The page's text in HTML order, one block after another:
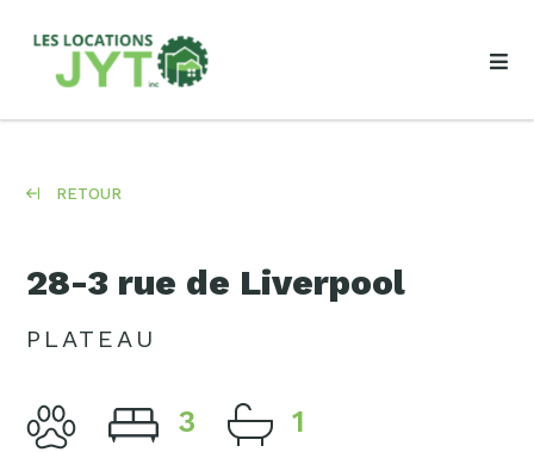
RETOUR
28-3 rue de Liverpool
PLATEAU
3 1